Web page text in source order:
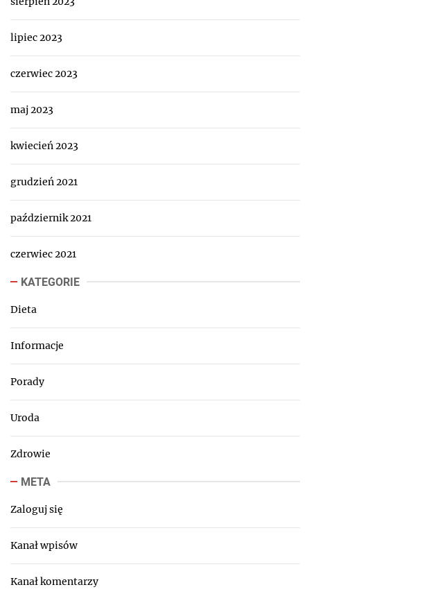
lipiec 2023
czerwiec 2023
maj 2023
kwiecień 2023
grudzień 2021
październik 2021
czerwiec 2021
KATEGORIE
Dieta
Informacje
Porady
Uroda
Zdrowie
META
Zaloguj się
Kanał wpisów
Kanał komentarzy